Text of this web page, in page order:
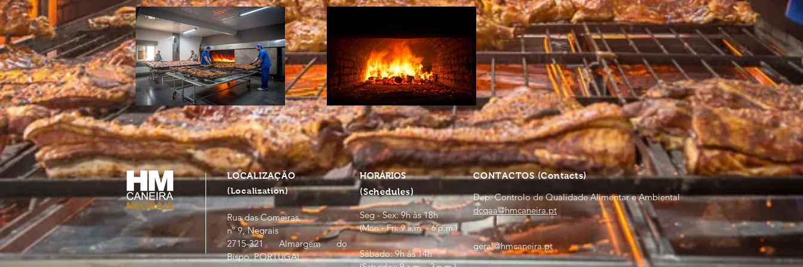
LOCALIZAÇÃO
(Localization)
HORÁRIOS
(Schedules)
Rua das Comeiras,
nº 9, Negrais
2715-321 Almargem do
Bispo, PORTUGAL
Seg - Sex: 9h às 18h
(Mon - Fri: 9 a.m. - 6 p.m.)
Sábado: 9h às 14h
CONTACTOS(Contacts)
Dep. Controlo de Qualidade Alimentar e Ambiental
dcqaa@hmcaneira.pt
geral@hmcaneira.pt